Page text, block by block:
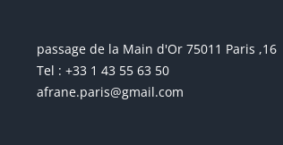
16, passage de la Main d'Or 75011 Paris
Tel : +33 1 43 55 63 50
afrane.paris@gmail.com